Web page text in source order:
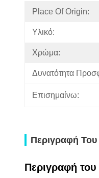
Place Of Origin:
Υλικό:
Χρώμα:
Δυνατότητα
Επισημαίνω:
Περιγραφή Του
Περιγραφή του